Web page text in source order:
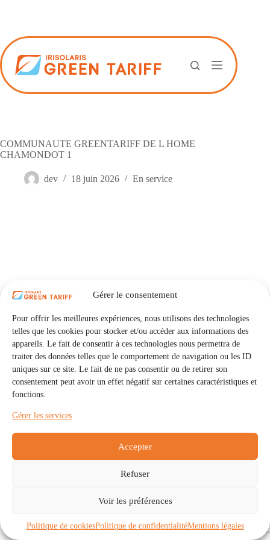
Gérer le consentement
Pour offrir les meilleures expériences, nous utilisons des technologies
telles que les cookies pour stocker et/ou accéder aux informations des
appareils. Le fait de consentir à ces technologies nous permettra de
traiter des données telles que le comportement de navigation ou les ID
uniques sur ce site. Le fait de ne pas consentir ou de retirer son
consentement peut avoir un effet négatif sur certaines caractéristiques et
fonctions.
Gérer les services
Accepter
Refuser
Voir les préférences
Politique de cookiesPolitique de confidentialitéMentions légales
COMMUNAUTE GREENTARIFF DE L HOME
CHAMONDOT 1
dev 18 juin 2026 En service
Communautés
À propos
Politique de cookies (UE)